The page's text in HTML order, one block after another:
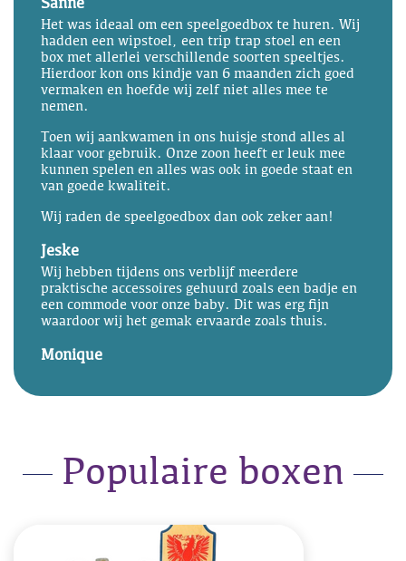
Sanne
Het was ideaal om een speelgoedbox te huren. Wij
hadden een wipstoel, een trip trap stoel en een
box met allerlei verschillende soorten speeltjes.
Hierdoor kon ons kindje van 6 maanden zich goed
vermaken en hoefde wij zelf niet alles mee te
nemen.
Toen wij aankwamen in ons huisje stond alles al
klaar voor gebruik. Onze zoon heeft er leuk mee
kunnen spelen en alles was ook in goede staat en
van goede kwaliteit.
Wij raden de speelgoedbox dan ook zeker aan!
Jeske
Wij hebben tijdens ons verblijf meerdere
praktische accessoires gehuurd zoals een badje en
een commode voor onze baby. Dit was erg fijn
waardoor wij het gemak ervaarde zoals thuis.
Monique
Populaire boxen